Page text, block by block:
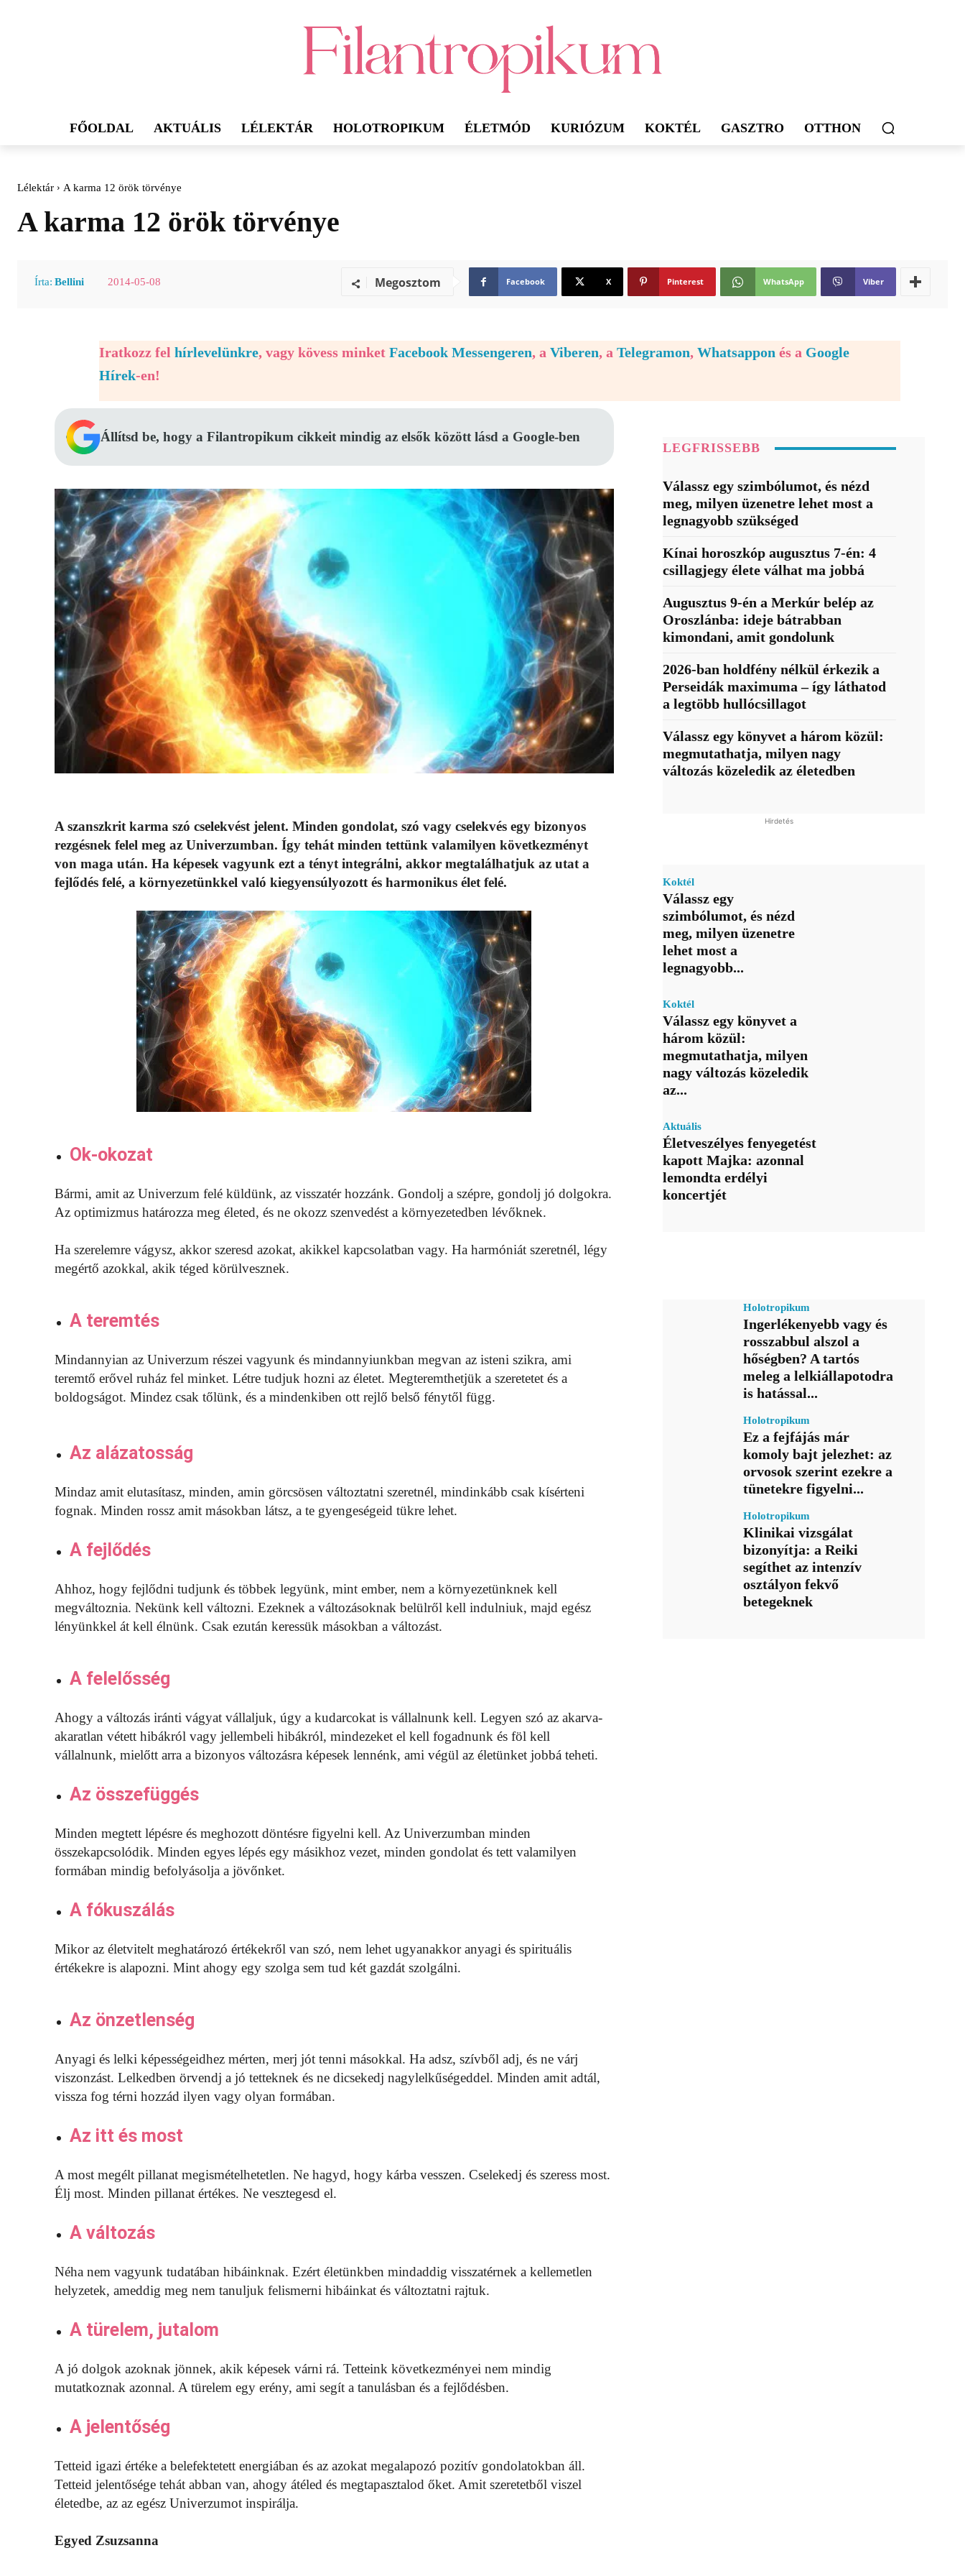
FŐOLDAL AKTUÁLIS LÉLEKTÁR HOLOTROPIKUM ÉLETMÓD KURIÓZUM KOKTÉL GASZTRO OTTHON
Lélektár A karma 12 örök törvénye
A karma 12 örök törvénye
Írta: Bellini 2014-05-08 Megosztom Facebook X Pinterest WhatsApp Viber
Iratkozz fel hírlevelünkre, vagy kövess minket Facebook Messengeren, a Viberen, a Telegramon, Whatsappon és a Google
Hírek-en!
Állítsd be, hogy a Filantropikum cikkeit mindig az elsők között lásd a Google-ben
A szanszkrit karma szó cselekvést jelent. Minden gondolat, szó vagy cselekvés egy bizonyos
rezgésnek felel meg az Univerzumban. Így tehát minden tettünk valamilyen következményt
von maga után. Ha képesek vagyunk ezt a tényt integrálni, akkor megtalálhatjuk az utat a
fejlődés felé, a környezetünkkel való kiegyensúlyozott és harmonikus élet felé.
Ok-okozat
Bármi, amit az Univerzum felé küldünk, az visszatér hozzánk. Gondolj a szépre, gondolj jó dolgokra.
Az optimizmus határozza meg életed, és ne okozz szenvedést a környezetedben lévőknek.
Ha szerelemre vágysz, akkor szeresd azokat, akikkel kapcsolatban vagy. Ha harmóniát szeretnél, légy
megértő azokkal, akik téged körülvesznek.
A teremtés
Mindannyian az Univerzum részei vagyunk és mindannyiunkban megvan az isteni szikra, ami
teremtő erővel ruház fel minket. Létre tudjuk hozni az életet. Megteremthetjük a szeretetet és a
boldogságot. Mindez csak tőlünk, és a mindenkiben ott rejlő belső fénytől függ.
Az alázatosság
Mindaz amit elutasítasz, minden, amin görcsösen változtatni szeretnél, mindinkább csak kísérteni
fognak. Minden rossz amit másokban látsz, a te gyengeségeid tükre lehet.
A fejlődés
Ahhoz, hogy fejlődni tudjunk és többek legyünk, mint ember, nem a környezetünknek kell
megváltoznia. Nekünk kell változni. Ezeknek a változásoknak belülről kell indulniuk, majd egész
lényünkkel át kell élnünk. Csak ezután keressük másokban a változást.
A felelősség
Ahogy a változás iránti vágyat vállaljuk, úgy a kudarcokat is vállalnunk kell. Legyen szó az akarva-
akaratlan vétett hibákról vagy jellembeli hibákról, mindezeket el kell fogadnunk és föl kell
vállalnunk, mielőtt arra a bizonyos változásra képesek lennénk, ami végül az életünket jobbá teheti.
Az összefüggés
Minden megtett lépésre és meghozott döntésre figyelni kell. Az Univerzumban minden
összekapcsolódik. Minden egyes lépés egy másikhoz vezet, minden gondolat és tett valamilyen
formában mindig befolyásolja a jövőnket.
A fókuszálás
Mikor az életvitelt meghatározó értékekről van szó, nem lehet ugyanakkor anyagi és spirituális
értékekre is alapozni. Mint ahogy egy szolga sem tud két gazdát szolgálni.
Az önzetlenség
Anyagi és lelki képességeidhez mérten, merj jót tenni másokkal. Ha adsz, szívből adj, és ne várj
viszonzást. Lelkedben örvendj a jó tetteknek és ne dicsekedj nagylelkűségeddel. Minden amit adtál,
vissza fog térni hozzád ilyen vagy olyan formában.
Az itt és most
A most megélt pillanat megismételhetetlen. Ne hagyd, hogy kárba vesszen. Cselekedj és szeress most.
Élj most. Minden pillanat értékes. Ne vesztegesd el.
A változás
Néha nem vagyunk tudatában hibáinknak. Ezért életünkben mindaddig visszatérnek a kellemetlen
helyzetek, ameddig meg nem tanuljuk felismerni hibáinkat és változtatni rajtuk.
A türelem, jutalom
A jó dolgok azoknak jönnek, akik képesek várni rá. Tetteink következményei nem mindig
mutatkoznak azonnal. A türelem egy erény, ami segít a tanulásban és a fejlődésben.
A jelentőség
Tetteid igazi értéke a belefektetett energiában és az azokat megalapozó pozitív gondolatokban áll.
Tetteid jelentősége tehát abban van, ahogy átéled és megtapasztalod őket. Amit szeretetből viszel
életedbe, az az egész Univerzumot inspirálja.
Egyed Zsuzsanna
LEGFRISSEBB
Válassz egy szimbólumot, és nézd
meg, milyen üzenetre lehet most a
legnagyobb szükséged
Kínai horoszkóp augusztus 7-én: 4
csillagjegy élete válhat ma jobbá
Augusztus 9-én a Merkúr belép az
Oroszlánba: ideje bátrabban
kimondani, amit gondolunk
2026-ban holdfény nélkül érkezik a
Perseidák maximuma – így láthatod
a legtöbb hullócsillagot
Válassz egy könyvet a három közül:
megmutathatja, milyen nagy
változás közeledik az életedben
Hirdetés
Koktél
Válassz egy
szimbólumot, és nézd
meg, milyen üzenetre
lehet most a
legnagyobb...
Koktél
Válassz egy könyvet a
három közül:
megmutathatja, milyen
nagy változás közeledik
az...
Aktuális
Életveszélyes fenyegetést
kapott Majka: azonnal
lemondta erdélyi
koncertjét
Holotropikum
Ingerlékenyebb vagy és
rosszabbul alszol a
hőségben? A tartós
meleg a lelkiállapotodra
is hatással...
Holotropikum
Ez a fejfájás már
komoly bajt jelezhet: az
orvosok szerint ezekre a
tünetekre figyelni...
Holotropikum
Klinikai vizsgálat
bizonyítja: a Reiki
segíthet az intenzív
osztályon fekvő
betegeknek